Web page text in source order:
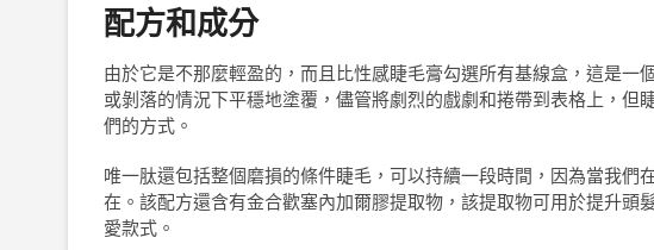
配方和成分
由於它是不那麼輕盈的，而且比性感睫毛膏勾選所有基線盒，這是
或剝落的情況下平穩地塗覆，儘管將劇烈的戲劇和捲帶到表格上，
們的方式。
唯一肽還包括整個磨損的條件睫毛，可以持續一段時間，因為當我們
在。該配方還含有金合歡塞內加爾膠提取物，該提取物可用於提升
愛款式。